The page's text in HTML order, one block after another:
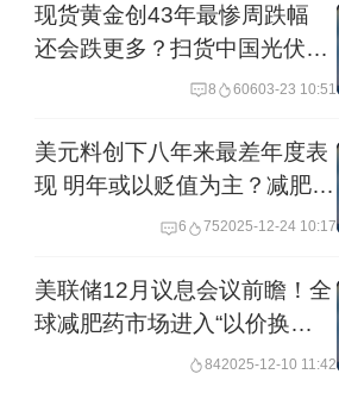
街到陆家嘴
现货黄金创43年最惨周跌幅
还会跌更多？扫货中国光伏是
前奏？马斯克官宣太瓦级
尔街到陆家嘴
8 60603-23 10:51
美元料创下八年来最差年度表
现 明年或以贬值为主？减肥药
进入“口服”新时代！丨
6 752025-12-24 10:17
美联储12月议息会议前瞻！全
球减肥药市场进入“以价换
量”新阶段！丨20251210从华
842025-12-10 11:42